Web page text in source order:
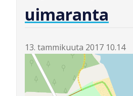
uimaranta
13. tammikuuta 2017 10.14